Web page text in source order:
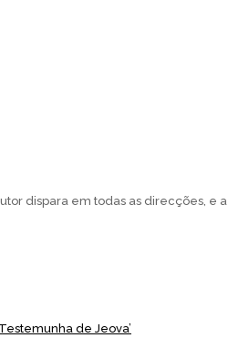
dispara em todas as direcções, e a
de Jeova’